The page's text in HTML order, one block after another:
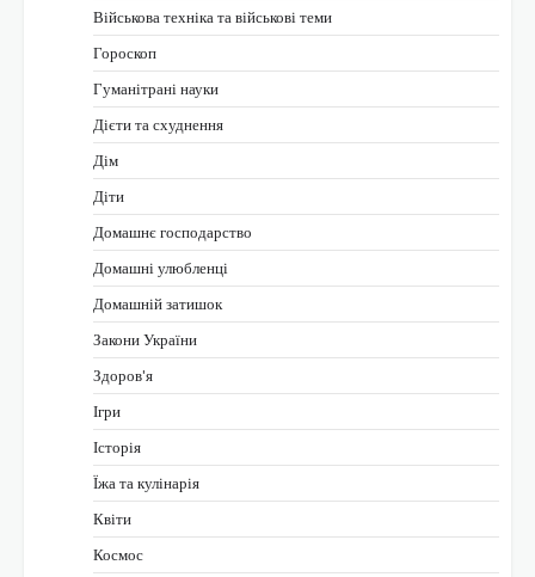
Військова техніка та військові теми
Гороскоп
Гуманітрані науки
Дієти та схуднення
Дім
Діти
Домашнє господарство
Домашні улюбленці
Домашній затишок
Закони України
Здоров'я
Ігри
Історія
Їжа та кулінарія
Квіти
Космос